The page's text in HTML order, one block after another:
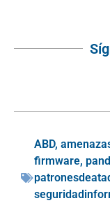
ABD,
firmware,